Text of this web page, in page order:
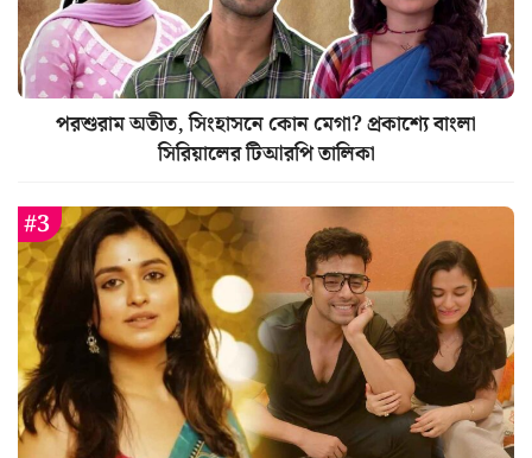
পরশুরাম অতীত, সিংহাসনে কোন মেগা? প্রকাশ্যে বাংলা
সিরিয়ালের টিআরপি তালিকা